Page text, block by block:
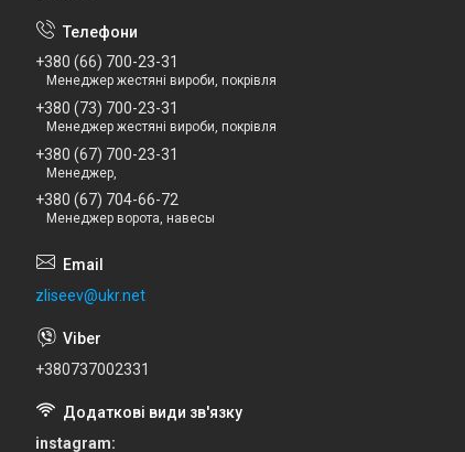
+380 (66) 700-23-31
Менеджер жестяні вироби, покрівля
+380 (73) 700-23-31
Менеджер жестяні вироби, покрівля
+380 (67) 700-23-31
Менеджер,
+380 (67) 704-66-72
Менеджер ворота, навесы
zliseev@ukr.net
+380737002331
instagram